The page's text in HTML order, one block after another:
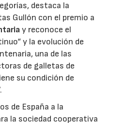
destaca la
Gullón con el premio a
y reconoce el
y la evolución de
una de las
de galletas de
su condición de
de España a la
la sociedad cooperativa